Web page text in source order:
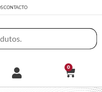
CONTACTO
0